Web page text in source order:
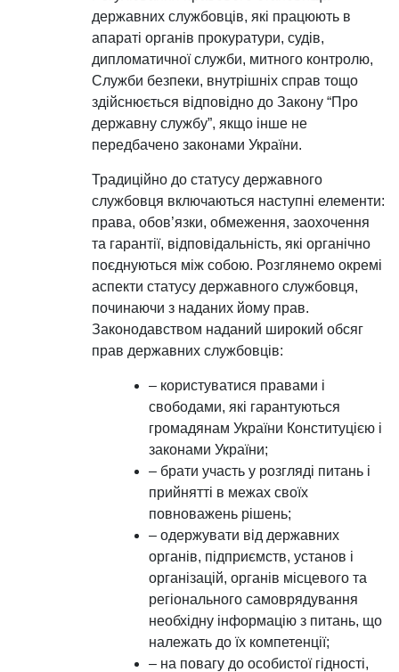
державних службовців, які працюють в
апараті органів прокуратури, судів,
дипломатичної служби, митного контролю,
Служби безпеки, внутрішніх справ тощо
здійснюється відповідно до Закону “Про
державну службу”, якщо інше не
передбачено законами України.
Традиційно до статусу державного
службовця включаються наступні елементи:
права, обов’язки, обмеження, заохочення
та гарантії, відповідальність, які органічно
поєднуються між собою. Розглянемо окремі
аспекти статусу державного службовця,
починаючи з наданих йому прав.
Законодавством наданий широкий обсяг
прав державних службовців:
– користуватися правами і
свободами, які гарантуються
громадянам України Конституцією і
законами України;
– брати участь у розгляді питань і
прийнятті в межах своїх
повноважень рішень;
– одержувати від державних
органів, підприємств, установ і
організацій, органів місцевого та
регіонального самоврядування
необхідну інформацію з питань, що
належать до їх компетенції;
– на повагу до особистої гідності,